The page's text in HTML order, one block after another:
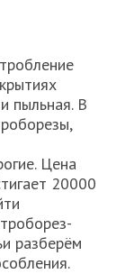
пыльная. В
Цена
20000
разберём